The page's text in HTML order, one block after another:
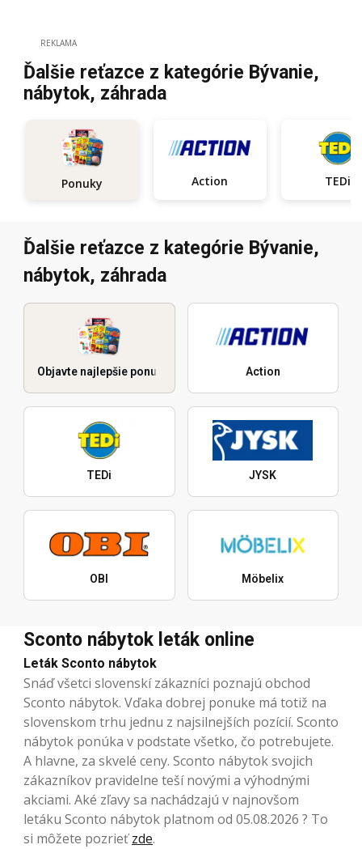
REKLAMA
Ďalšie reťazce z kategórie Bývanie,
nábytok, záhrada
Ponuky Action TEDi
Ďalšie reťazce z kategórie Bývanie,
nábytok, záhrada
Objavte najlepšie ponuky Action
TEDi JYSK
OBI Möbelix
Sconto nábytok leták online
Leták Sconto nábytok
Snáď všetci slovenskí zákazníci poznajú obchod
Sconto nábytok. Vďaka dobrej ponuke má totiž na
slovenskom trhu jednu z najsilnejších pozícií. Sconto
nábytok ponúka v podstate všetko, čo potrebujete.
A hlavne, za skvelé ceny. Sconto nábytok svojich
zákazníkov pravidelne teší novými a výhodnými
akciami. Aké zľavy sa nachádzajú v najnovšom
letáku Sconto nábytok platnom od 05.08.2026 ? To
si môžete pozrieťzde.